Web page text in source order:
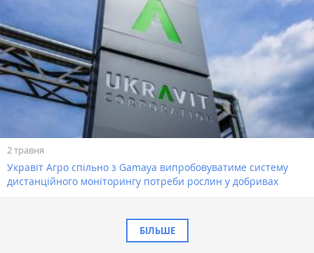
2 травня
Укравіт Агро спільно з Gamaya випробовуватиме систему
дистанційного моніторингу потреби рослин у добривах
БІЛЬШЕ